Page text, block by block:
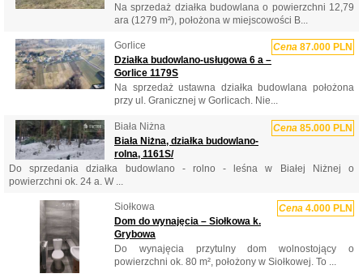
Na sprzedaż działka budowlana o powierzchni 12,79
ara (1279 m²), położona w miejscowości B...
Gorlice Cena 87.000 PLN
Działka budowlano-usługowa 6 a –
Gorlice 1179S
Na sprzedaż ustawna działka budowlana położona
przy ul. Granicznej w Gorlicach. Nie...
Biała Niżna Cena 85.000 PLN
Biała Niżna, działka budowlano-
rolna, 1161S/
Do sprzedania działka budowlano - rolno - leśna w Białej Niżnej o
powierzchni ok. 24 a. W ...
Siołkowa Cena 4.000 PLN
Dom do wynajęcia – Siołkowa k.
Grybowa
Do wynajęcia przytulny dom wolnostojący o
powierzchni ok. 80 m², położony w Siołkowej. To ...